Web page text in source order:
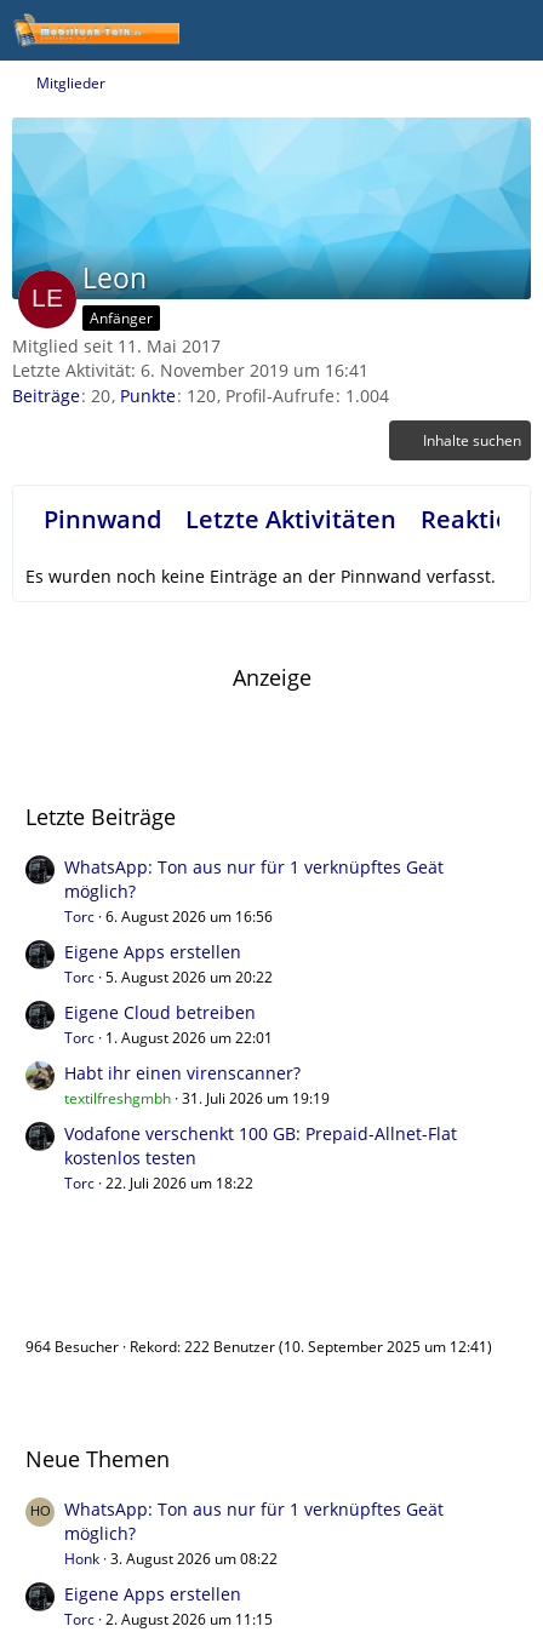
Mitglieder
Leon
Anfänger
Mitglied seit 11. Mai 2017
Letzte Aktivität: 6. November 2019 um 16:41
Beiträge 20 Punkte 120 Profil-Aufrufe 1.004
Inhalte suchen
Pinnwand Letzte Aktivitäten
Es wurden noch keine Einträge an der Pinnwand verfasst.
Anzeige
Letzte Beiträge
WhatsApp: Ton aus nur für 1 verknüpftes Geät
möglich?
Torc 6. August 2026 um 16:56
Eigene Apps erstellen
Torc 5. August 2026 um 20:22
Eigene Cloud betreiben
Torc 1. August 2026 um 22:01
Habt ihr einen virenscanner?
textilfreshgmbh 31. Juli 2026 um 19:19
Vodafone verschenkt 100 GB: Prepaid-Allnet-Flat
kostenlos testen
Torc 22. Juli 2026 um 18:22
964 Besucher Rekord: 222 Benutzer (10. September 2025 um 12:41)
Neue Themen
WhatsApp: Ton aus nur für 1 verknüpftes Geät
möglich?
Honk 3. August 2026 um 08:22
Eigene Apps erstellen
Torc 2. August 2026 um 11:15